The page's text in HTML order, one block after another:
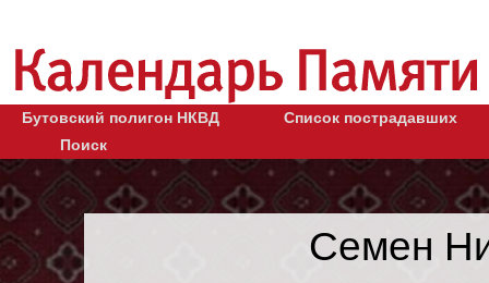
Бутовский полигон НКВД
Список пострадавших
Поиск
Семен